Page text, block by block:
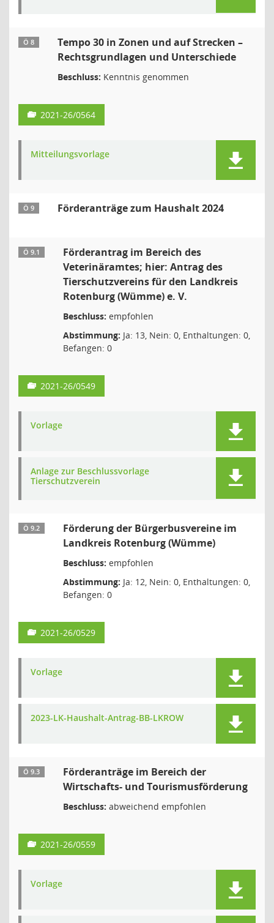
Ö 8
Tempo 30 in Zonen und auf Strecken –
Rechtsgrundlagen und Unterschiede
Beschluss: Kenntnis genommen
2021-26/0564
Mitteilungsvorlage
Ö 9 Förderanträge zum Haushalt 2024
Ö 9.1
Förderantrag im Bereich des
Veterinäramtes; hier: Antrag des
Tierschutzvereins für den Landkreis
Rotenburg (Wümme) e. V.
Beschluss: empfohlen
Abstimmung: Ja: 13, Nein: 0, Enthaltungen: 0,
Befangen: 0
2021-26/0549
Vorlage
Anlage zur Beschlussvorlage
Tierschutzverein
Ö 9.2
Förderung der Bürgerbusvereine im
Landkreis Rotenburg (Wümme)
Beschluss: empfohlen
Abstimmung: Ja: 12, Nein: 0, Enthaltungen: 0,
Befangen: 0
2021-26/0529
Vorlage
2023-LK-Haushalt-Antrag-BB-LKROW
Ö 9.3
Förderanträge im Bereich der
Wirtschafts- und Tourismusförderung
Beschluss: abweichend empfohlen
2021-26/0559
Vorlage